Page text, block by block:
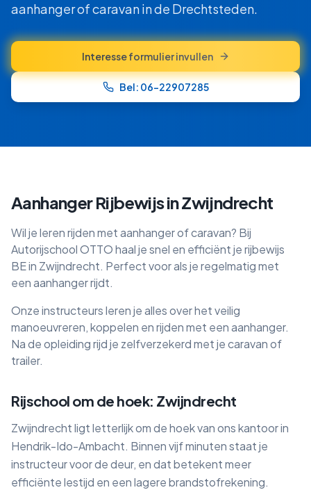
aanhanger of caravan in de Drechtsteden.
Interesse formulier invullen
Bel: 06-22907285
Aanhanger Rijbewijs inZwijndrecht
Wil je leren rijden met aanhanger of caravan? Bij
Autorijschool OTTO haal je snel en efficiënt je rijbewijs
BE in Zwijndrecht. Perfect voor als je regelmatig met
een aanhanger rijdt.
Onze instructeurs leren je alles over het veilig
manoeuvreren, koppelen en rijden met een aanhanger.
Na de opleiding rijd je zelfverzekerd met je caravan of
trailer.
Rijschool om de hoek: Zwijndrecht
Zwijndrecht ligt letterlijk om de hoek van ons kantoor in
Hendrik-Ido-Ambacht. Binnen vijf minuten staat je
instructeur voor de deur, en dat betekent meer
efficiënte lestijd en een lagere brandstofrekening.